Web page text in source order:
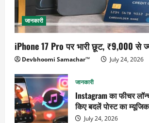
जानकारी
iPhone 17 Pro पर भारी छूट, ₹9,000 से
Devbhoomi Samachar™ July 24, 2026
जानकारी
Instagram का फीचर
किए बदलें पोस्ट का म्यूजिक
July 24, 2026